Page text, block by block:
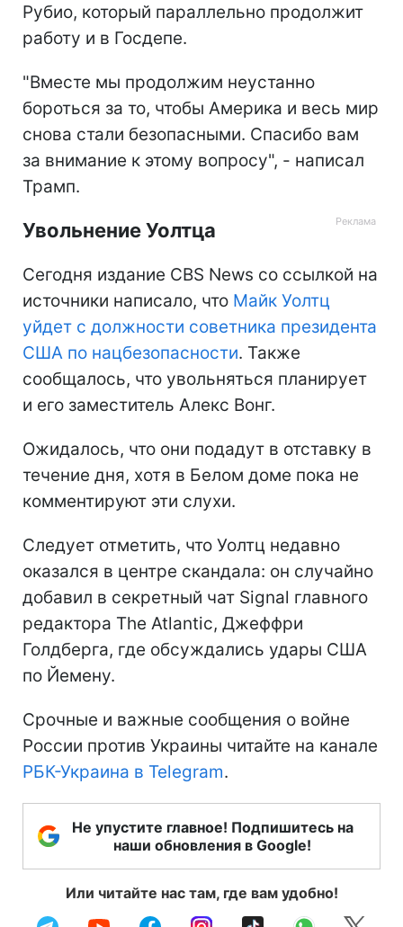
Рубио, который параллельно продолжит
работу и в Госдепе.
"Вместе мы продолжим неустанно
бороться за то, чтобы Америка и весь мир
снова стали безопасными. Спасибо вам
за внимание к этому вопросу", - написал
Трамп.
Увольнение Уолтца
Сегодня издание CBS News со ссылкой на
источники написало, что Майк Уолтц
уйдет с должности советника президента
США по нацбезопасности. Также
сообщалось, что увольняться планирует
и его заместитель Алекс Вонг.
Ожидалось, что они подадут в отставку в
течение дня, хотя в Белом доме пока не
комментируют эти слухи.
Следует отметить, что Уолтц недавно
оказался в центре скандала: он случайно
добавил в секретный чат Signal главного
редактора The Atlantic, Джеффри
Голдберга, где обсуждались удары США
по Йемену.
Срочные и важные сообщения о войне
России против Украины читайте на канале
РБК-Украина в Telegram.
Не упустите главное! Подпишитесь на
наши обновления в Google!
Или читайте нас там, где вам удобно!